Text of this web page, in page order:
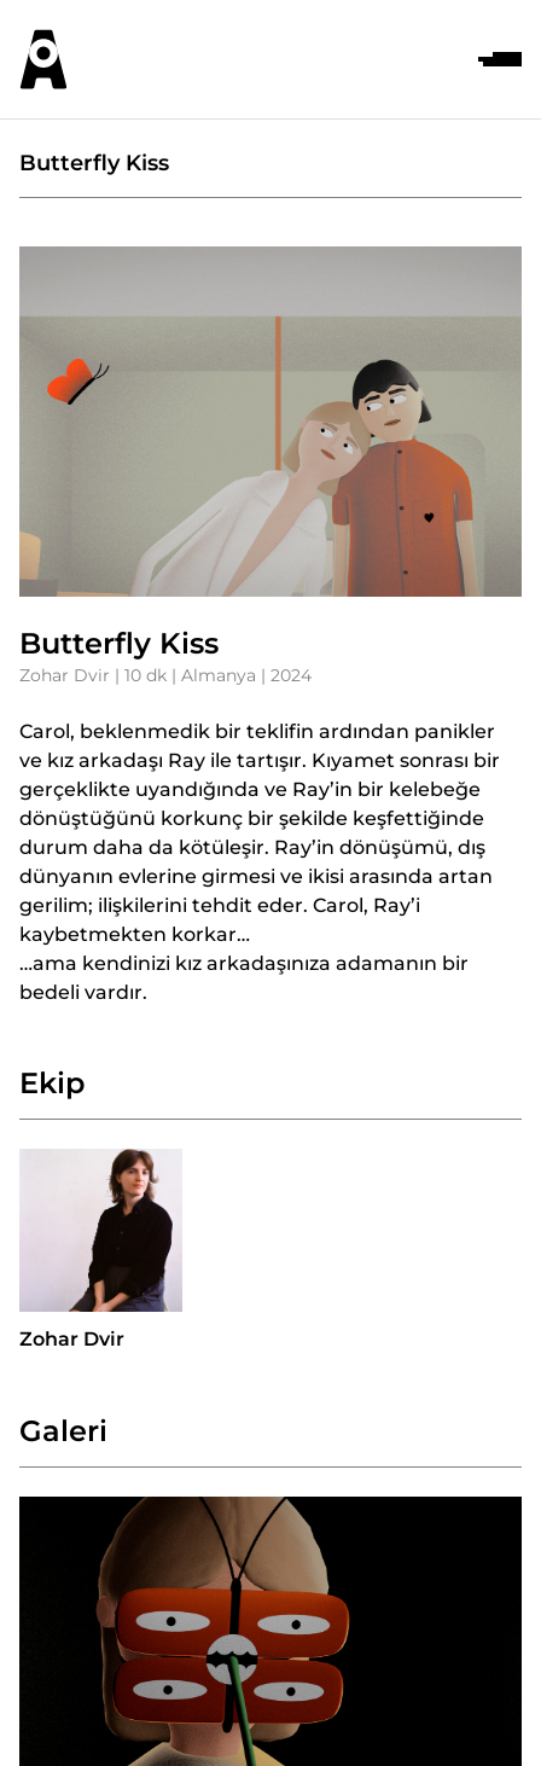
Butterfly Kiss
Butterfly Kiss
Zohar Dvir | 10 dk | Almanya | 2024
Carol, beklenmedik bir teklifin ardından panikler
ve kız arkadaşı Ray ile tartışır. Kıyamet sonrası bir
gerçeklikte uyandığında ve Ray’in bir kelebeğe
dönüştüğünü korkunç bir şekilde keşfettiğinde
durum daha da kötüleşir. Ray’in dönüşümü, dış
dünyanın evlerine girmesi ve ikisi arasında artan
gerilim; ilişkilerini tehdit eder. Carol, Ray’i
kaybetmekten korkar…
…ama kendinizi kız arkadaşınıza adamanın bir
bedeli vardır.
Ekip
Zohar Dvir
Galeri